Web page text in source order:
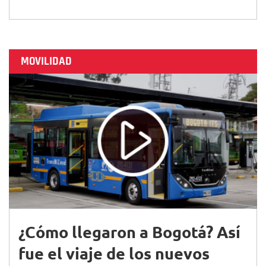
MOVILIDAD
¿Cómo llegaron a Bogotá? Así
fue el viaje de los nuevos